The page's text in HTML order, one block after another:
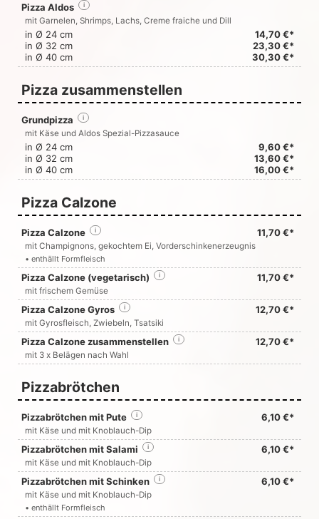
Pizza Aldos
i
mit Garnelen, Shrimps, Lachs, Creme fraiche und Dill
in Ø 24 cm
14,70 €*
in Ø 32 cm
23,30 €*
in Ø 40 cm
30,30 €*
Pizza zusammenstellen
Grundpizza i
mit Käse und Aldos Spezial-Pizzasauce
in Ø 24 cm
9,60 €*
in Ø 32 cm
13,60 €*
in Ø 40 cm
16,00 €*
Pizza Calzone
Pizza Calzone 11,70 €*
i
mit Champignons, gekochtem Ei, Vorderschinkenerzeugnis
• enthällt Formfleisch
Pizza Calzone (vegetarisch) 11,70 €*
i
mit frischem Gemüse
Pizza Calzone Gyros 12,70 €*
i
mit Gyrosfleisch, Zwiebeln, Tsatsiki
Pizza Calzone zusammenstellen 12,70 €*
i
mit 3 x Belägen nach Wahl
Pizzabrötchen
Pizzabrötchen mit Pute 6,10 €*
i
mit Käse und mit Knoblauch-Dip
Pizzabrötchen mit Salami 6,10 €*
i
mit Käse und mit Knoblauch-Dip
Pizzabrötchen mit Schinken 6,10 €*
i
mit Käse und mit Knoblauch-Dip
• enthällt Formfleisch